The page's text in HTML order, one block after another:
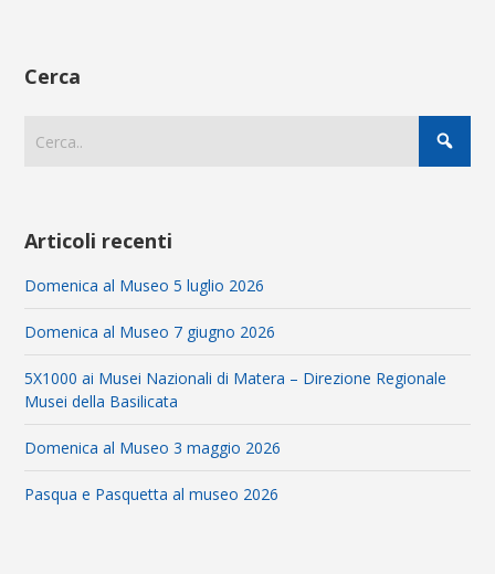
Cerca
Articoli recenti
Domenica al Museo 5 luglio 2026
Domenica al Museo 7 giugno 2026
5X1000 ai Musei Nazionali di Matera – Direzione Regionale
Musei della Basilicata
Domenica al Museo 3 maggio 2026
Pasqua e Pasquetta al museo 2026